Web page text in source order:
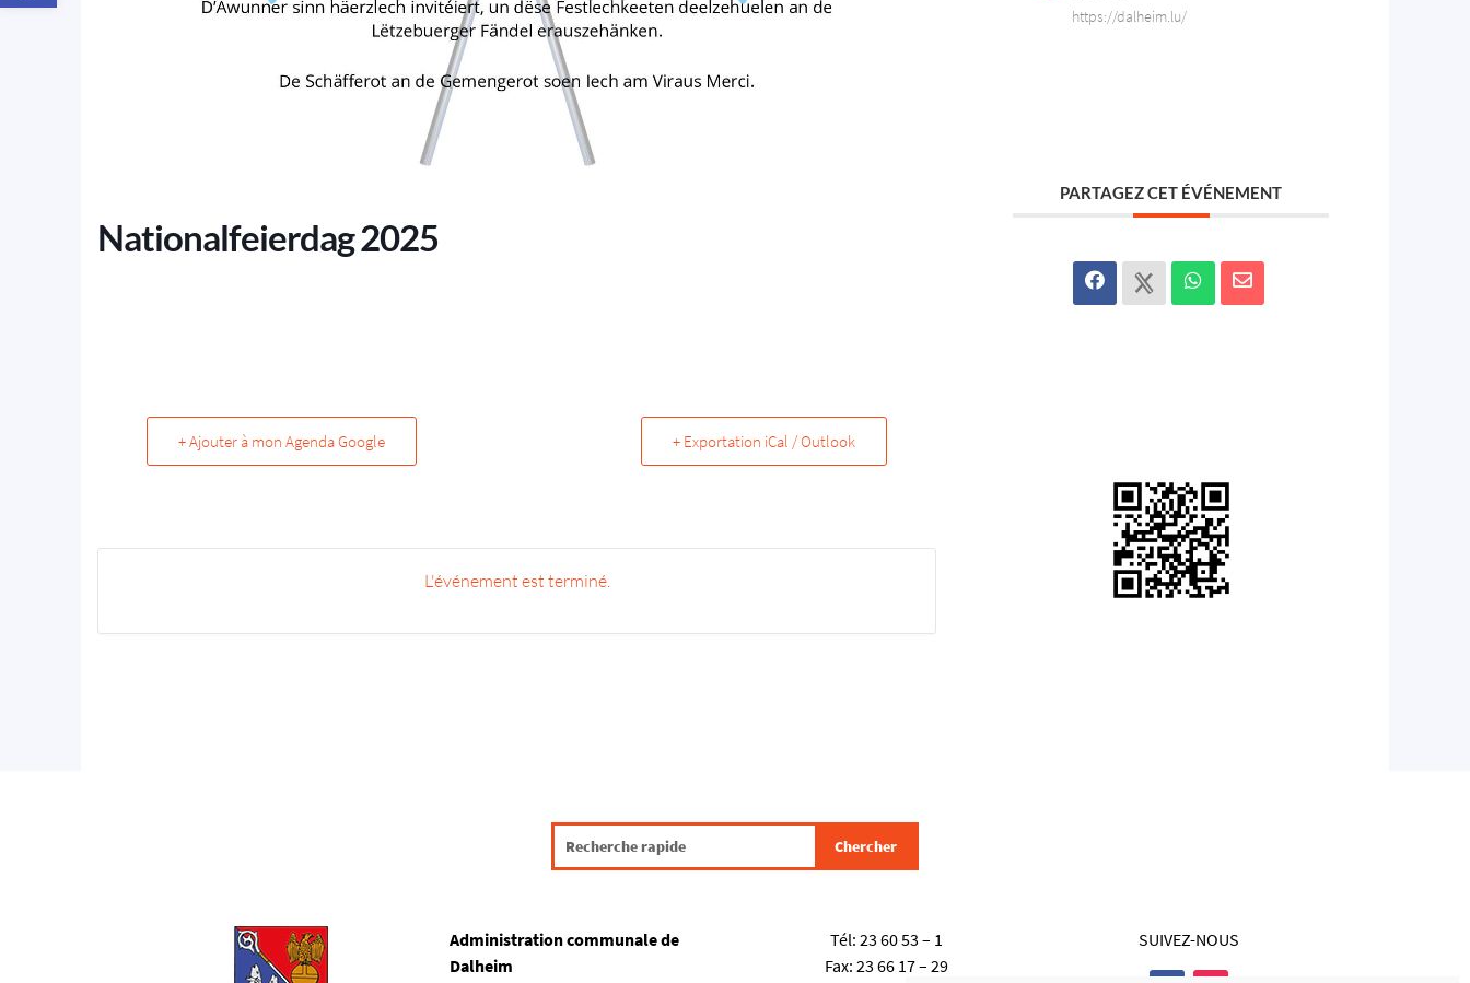
Nationalfeierdag 2025
+ Ajouter à mon Agenda Google + Exportation iCal / Outlook
L'événement est terminé.
https://dalheim.lu/
PARTAGEZ CET ÉVÉNEMENT
Administration communale de
Dalheim
Tél: 23 60 53 – 1
Fax: 23 66 17 – 29
SUIVEZ-NOUS